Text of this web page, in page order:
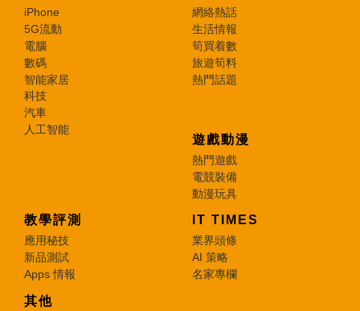
iPhone
5G流動
電腦
數碼
智能家居
科技
汽車
人工智能
網絡熱話
生活情報
筍買着數
旅遊筍料
熱門話題
遊戲動漫
熱門遊戲
電競裝備
動漫玩具
教學評測
應用秘技
新品測試
Apps 情報
IT TIMES
業界頭條
AI 策略
名家專欄
其他